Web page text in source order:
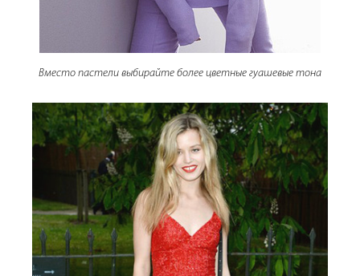
Вместо пастели выбирайте более цветные гуашевые тона